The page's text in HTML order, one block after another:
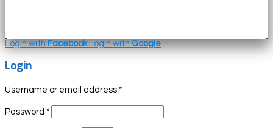
Login withFacebook Login withGoogle
Login
Username or email address *
Password *